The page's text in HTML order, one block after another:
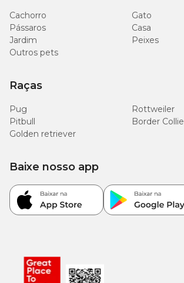
Cachorro
Gato
Pássaros
Casa
Jardim
Peixes
Outros pets
Raças
Pug
Rottweiler
Pitbull
Border Collie
Golden retriever
Baixe nosso app